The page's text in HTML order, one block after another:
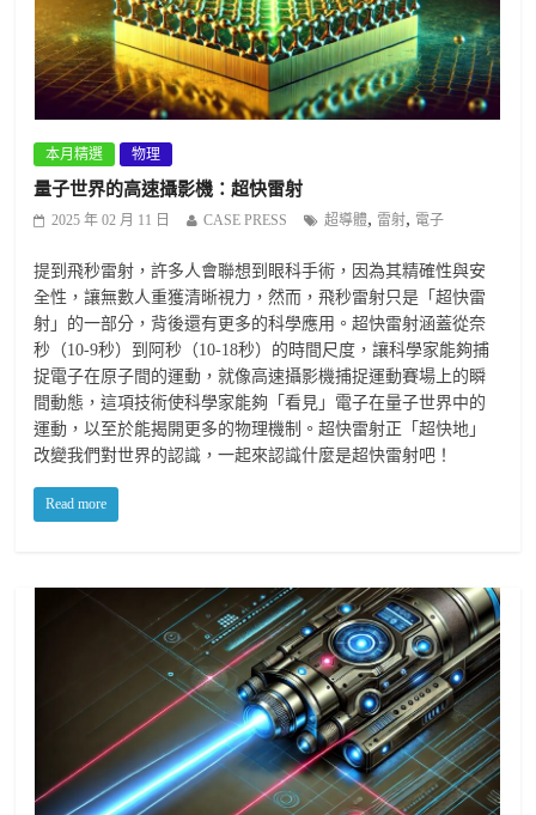
本月精選 物理
量子世界的高速攝影機：超快雷射
2025 年 02 月 11 日 CASE PRESS 超導體, 雷射, 電子
提到飛秒雷射，許多人會聯想到眼科手術，因為其精確性與安
全性，讓無數人重獲清晰視力，然而，飛秒雷射只是「超快雷
射」的一部分，背後還有更多的科學應用。超快雷射涵蓋從奈
秒（10-9秒）到阿秒（10-18秒）的時間尺度，讓科學家能夠捕
捉電子在原子間的運動，就像高速攝影機捕捉運動賽場上的瞬
間動態，這項技術使科學家能夠「看見」電子在量子世界中的
運動，以至於能揭開更多的物理機制。超快雷射正「超快地」
改變我們對世界的認識，一起來認識什麼是超快雷射吧！
Read more